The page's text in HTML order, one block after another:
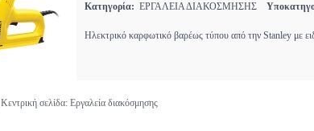
Κατηγορία: ΕΡΓΑΛΕΙΑ ΔΙΑΚΟΣΜΗΣΗΣ
Ηλεκτρικό καρφωτικό βαρέως τύπου από την Stanley με
Κεντρική σελίδα: Εργαλεία διακόσμησης